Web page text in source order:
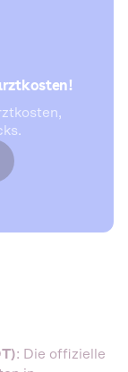
: Die offizielle